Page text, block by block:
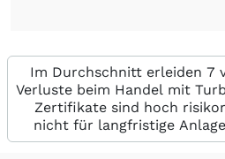
Im Durchschnitt erleiden 7
Verluste beim Handel mit
Zertifikate sind hoch
nicht für langfristige